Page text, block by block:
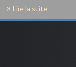
Lire la suite